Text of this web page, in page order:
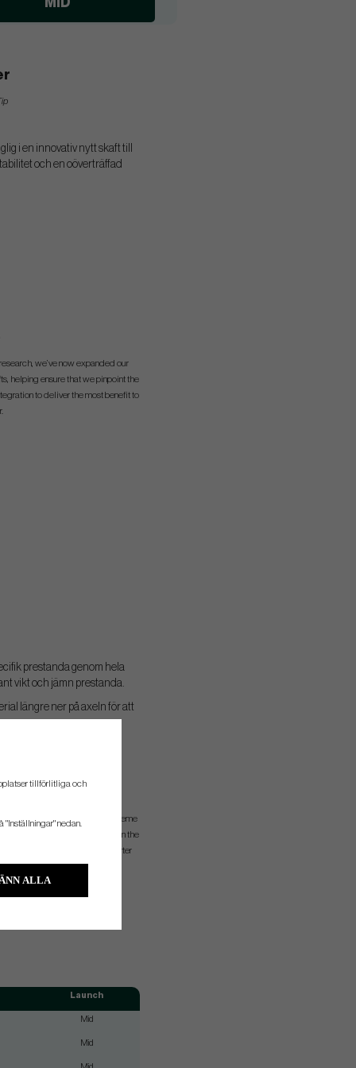
i en innovativ nytt skaft till
och en oöverträffad
we’ve now expanded our
helping ensure that we pinpoint the
to deliver the most benefit to
prestanda genom hela
vikt och jämn prestanda.
längre ner på axeln för att
shafts (#8, #9, W) offer extreme
and tightened dispersion in the
closer shots to the pin and shorter
putts.
Launch
Mid
Mid
tillförlitliga och
nedan.
ALLA